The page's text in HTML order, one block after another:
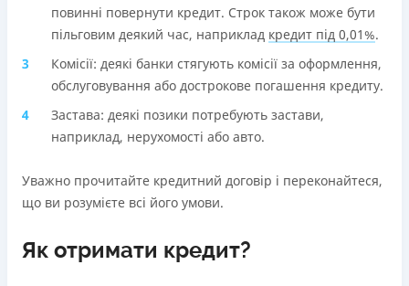
повинні повернути кредит. Строк також може бути
пільговим деякий час, наприклад кредит під 0,01%.
Комісії: деякі банки стягують комісії за оформлення,
обслуговування або дострокове погашення кредиту.
Застава: деякі позики потребують застави,
наприклад, нерухомості або авто.
Уважно прочитайте кредитний договір і переконайтеся,
що ви розумієте всі його умови.
Як отримати кредит?